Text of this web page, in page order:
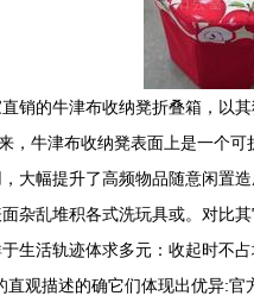
销的牛津布收纳凳折叠箱，
牛津布收纳凳表面上是一个
大幅提升了高频物品随意闲
杂乱堆积各式洗玩具或。对
生活轨迹体求多元：收起时不
观描述的确它们体现出优异: